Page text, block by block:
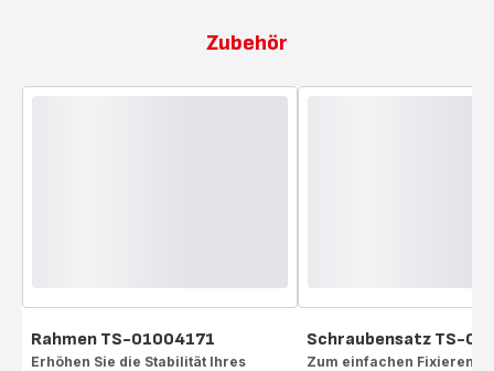
Zubehör
Rahmen TS-01004171
Erhöhen Sie die Stabilität Ihres
Schraubensatz TS-
Zum einfachen Fixieren